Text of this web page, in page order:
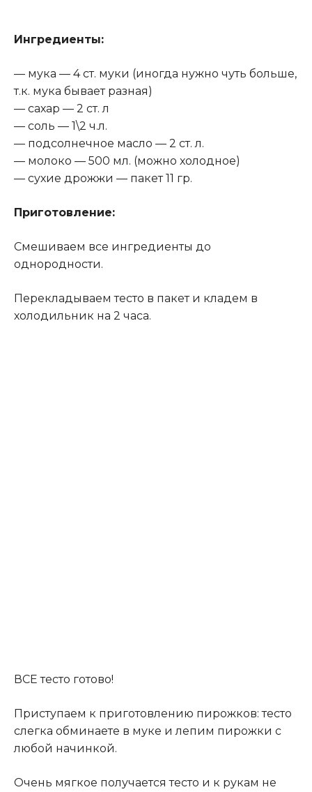
Ингредиенты:
— мука — 4 ст. муки (иногда нужно чуть больше,
т.к. мука бывает разная)
— сахар — 2 ст. л
— соль — 1\2 ч.л.
— подсолнечное масло — 2 ст. л.
— молоко — 500 мл. (можно холодное)
— сухие дрожжи — пакет 11 гр.
Приготовление:
Смешиваем все ингредиенты до
однородности.
Перекладываем тесто в пакет и кладем в
холодильник на 2 часа.
ВСЕ тесто готово!
Приступаем к приготовлению пирожков: тесто
слегка обминаете в муке и лепим пирожки с
любой начинкой.
Очень мягкое получается тесто и к рукам не